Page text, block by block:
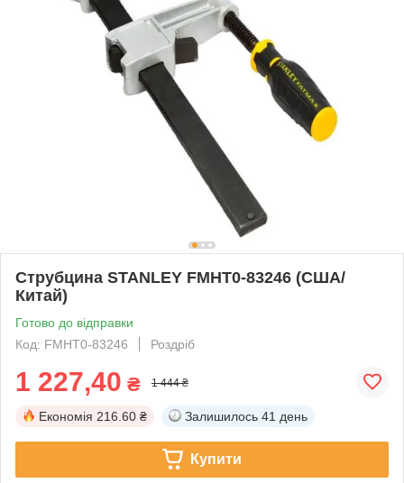
Струбцина STANLEY FMHT0-83246 (США/
Китай)
Готово до відправки
Код: FMHT0-83246
Роздріб
1 227,40 ₴ 1 444 ₴
Економія 216.60 ₴ Залишилось 41 день
Купити